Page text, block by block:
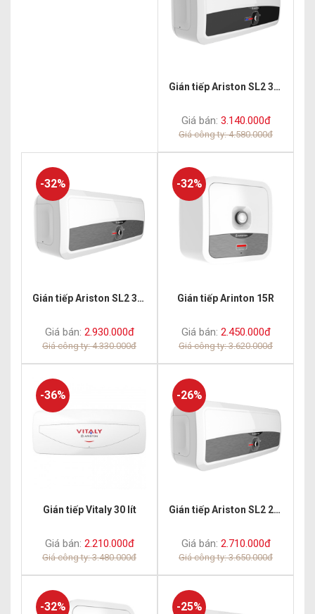
Gián tiếp Ariston SL2 30 RS
Giá bán: 3.140.000đ
Giá công ty: 4.580.000đ
-32%
Gián tiếp Ariston SL2 30 R
Giá bán: 2.930.000đ
Giá công ty: 4.330.000đ
-32%
Gián tiếp Arinton 15R
Giá bán: 2.450.000đ
Giá công ty: 3.620.000đ
-36%
Gián tiếp Vitaly 30 lít
Giá bán: 2.210.000đ
Giá công ty: 3.480.000đ
-26%
Gián tiếp Ariston SL2 20 R
Giá bán: 2.710.000đ
Giá công ty: 3.650.000đ
-32% -25%